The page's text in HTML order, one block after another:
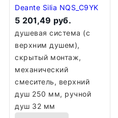
Deante Silia NQS_C9YK
5 201,49 руб.
душевая система (с
верхним душем),
скрытый монтаж,
механический
смеситель, верхний
душ 250 мм, ручной
душ 32 мм